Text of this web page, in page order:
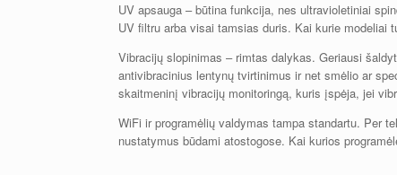
UV apsauga – būtina funkcija, nes ultravioletiniai
UV filtru arba visai tamsias duris. Kai kurie modeliai
Vibracijų slopinimas – rimtas dalykas. Geriausi
antivibracinius lentynų tvirtinimus ir net smėlio ar
skaitmeninį vibracijų monitoringą, kuris įspėja, jei
WiFi ir programėlių valdymas tampa standartu. Per
nustatymus būdami atostogose. Kai kurios